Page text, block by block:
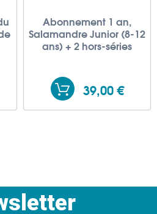
Abonnement 1 an,
Salamandre Junior (8-12
ans) + 2 hors-séries
39,00 €